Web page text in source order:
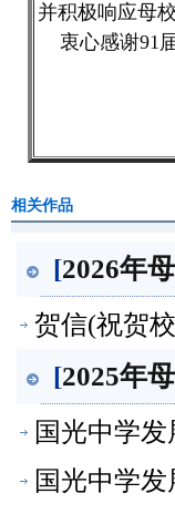
并积极响应母
衷心感谢91
相关作品
[2026年
贺信(祝贺
[2025年
国光中学发
国光中学发